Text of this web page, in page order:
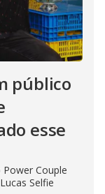
público
esse
Couple
Selfie